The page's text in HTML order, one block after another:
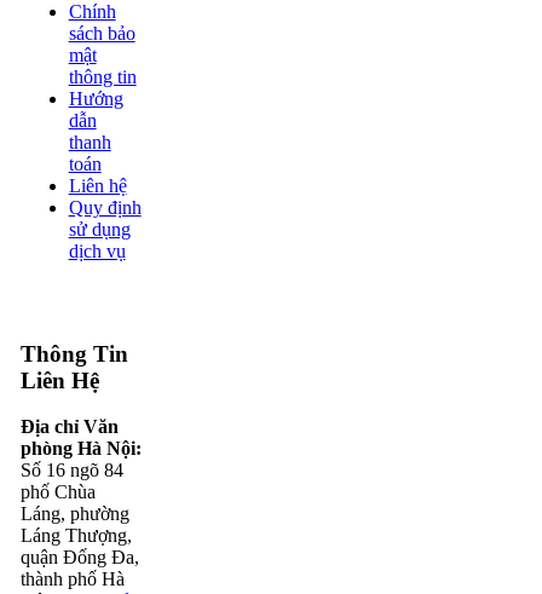
Chính
sách bảo
mật
thông tin
Hướng
dẫn
thanh
toán
Liên hệ
Quy định
sử dụng
dịch vụ
Thông Tin
Liên Hệ
Địa chỉ Văn
phòng Hà Nội:
Số 16 ngõ 84
phố Chùa
Láng, phường
Láng Thượng,
quận Đống Đa,
thành phố Hà